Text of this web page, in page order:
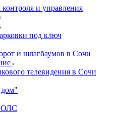
контроля и управления
под ключ
и шлагбаумов в Сочи
телевидения в Сочи